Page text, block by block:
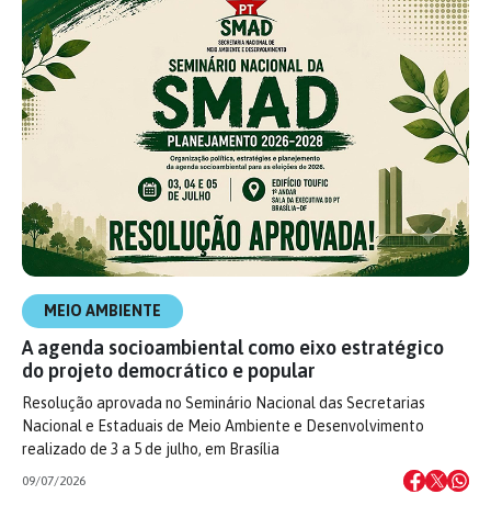
MEIO AMBIENTE
A agenda socioambiental como eixo estratégico
do projeto democrático e popular
Resolução aprovada no Seminário Nacional das Secretarias
Nacional e Estaduais de Meio Ambiente e Desenvolvimento
realizado de 3 a 5 de julho, em Brasília
09/07/2026